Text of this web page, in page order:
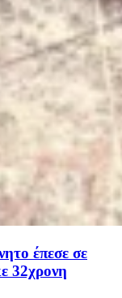
έπεσε σε
32χρονη